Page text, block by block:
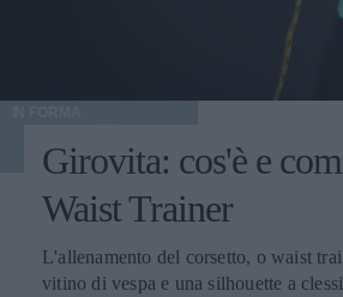
Girovita: cos'è e
Waist Trainer
L'allenamento del corsetto, o waist
vitino di vespa e una silhouette a